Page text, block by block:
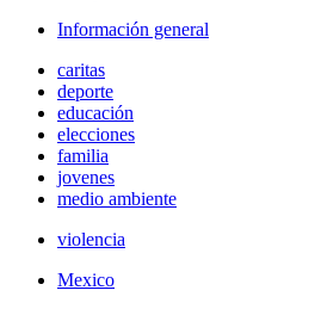
Información general
caritas
deporte
educación
elecciones
familia
jovenes
medio ambiente
violencia
Mexico